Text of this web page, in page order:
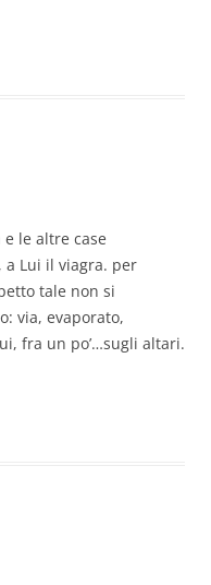
le altre case
a Lui il viagra. per
tale non si
via, evaporato,
fra un po’…sugli altari.